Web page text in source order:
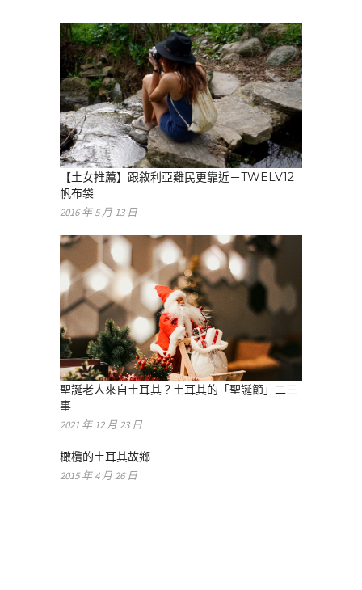
【土女推薦】跟敘利亞難民更靠近－TWELV12
帆布袋
2016 年 5 月 13 日
聖誕老人來自土耳其？土耳其的「聖誕節」二三
事
2021 年 12 月 23 日
橄欖的土耳其故鄉
2015 年 4 月 26 日